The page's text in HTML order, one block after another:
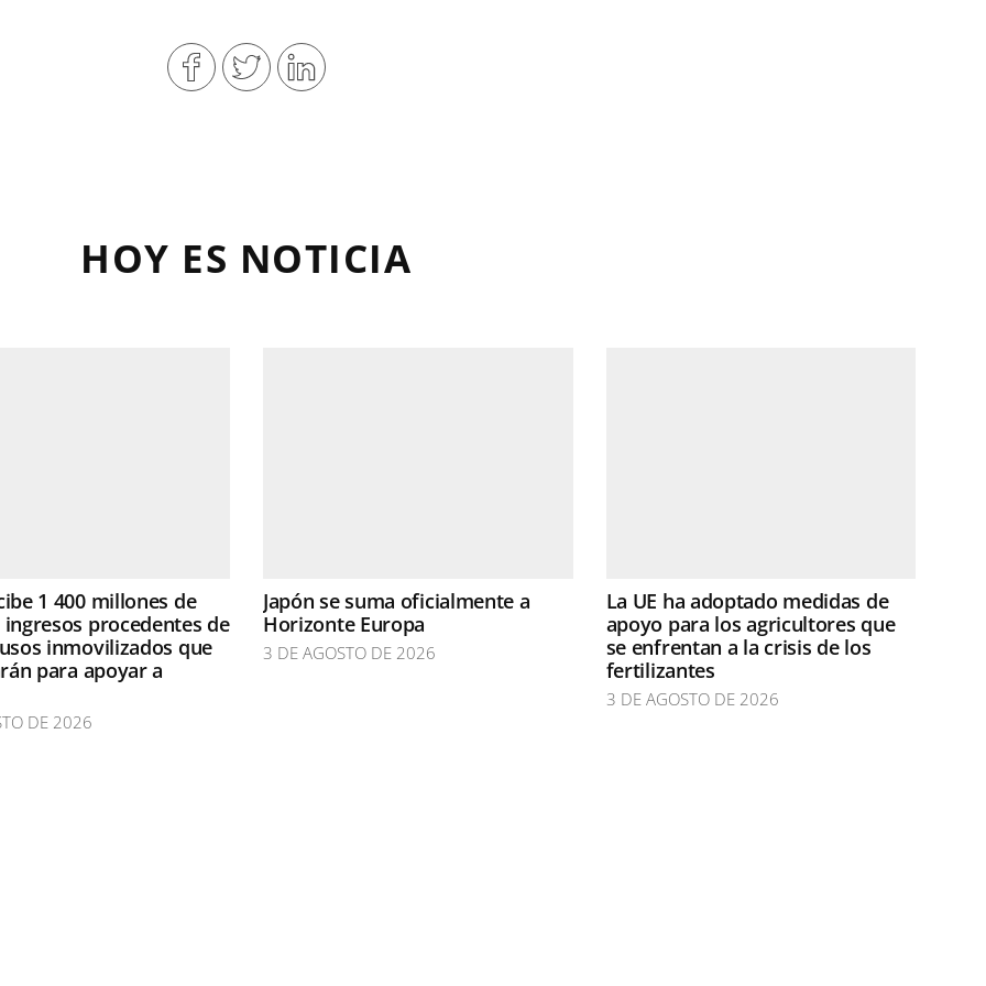
HOY ES NOTICIA
1 400 millones de
procedentes de
inmovilizados que
para apoyar a
DE 2026
Japón se suma oficialmente a
Horizonte Europa
3 DE AGOSTO DE 2026
La UE ha adoptado medidas de
apoyo para los agricultores que
se enfrentan a la crisis de los
fertilizantes
3 DE AGOSTO DE 2026